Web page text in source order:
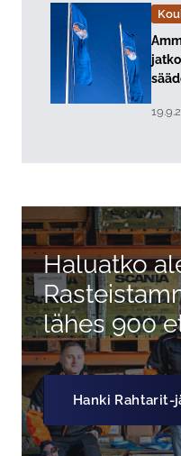
Lue
,
Haluatko
lähes 900
Hanki Rahtarit-